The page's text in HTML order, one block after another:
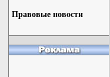
Правовые новости